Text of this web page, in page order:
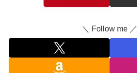
＼ Follow me ／